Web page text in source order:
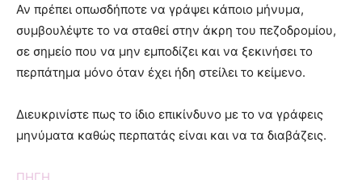
Αν πρέπει οπωσδήποτε να γράψει κάποιο μήνυμα,
συμβουλέψτε το να σταθεί στην άκρη του πεζοδρομίου,
σε σημείο που να μην εμποδίζει και να ξεκινήσει το
περπάτημα μόνο όταν έχει ήδη στείλει το κείμενο.
Διευκρινίστε πως το ίδιο επικίνδυνο με το να γράφεις
μηνύματα καθώς περπατάς είναι και να τα διαβάζεις.